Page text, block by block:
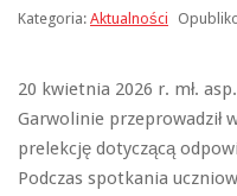
Kategoria: Aktualności
20 kwietnia 2026 r. mł.
Garwolinie przeprowadził
prelekcję dotyczącą
Podczas spotkania